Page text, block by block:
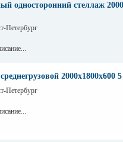
односторонний стеллаж
Петербург
2000х1800х600
Петербург